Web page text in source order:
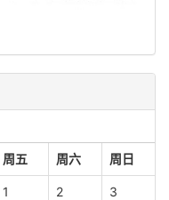
周五 周六 周日
1 2 3